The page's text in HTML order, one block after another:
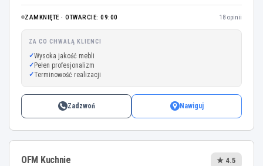
ZAMKNIĘTE · OTWARCIE: 09:00 18 opinii
ZA CO CHWALĄ KLIENCI
Wysoka jakość mebli
Pełen profesjonalizm
Terminowość realizacji
Zadzwoń Nawiguj
OFM Kuchnie ★ 4.5